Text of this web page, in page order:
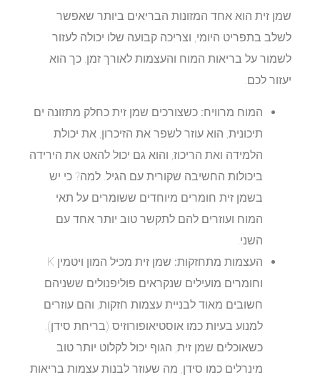
שמן זית הוא אחד המזונות הבריאים ביותר שאפשר
לשלב בתפריט היומי, וצריכה קבועה שלו יכולה לעזור
לשמור על בריאות המוח והעצמות לאורך זמן. כך הוא
יעזור לכם:
המוח מרוויח:כשצורכים שמן זית כחלק מתזונה ים
תיכונית, הוא עוזר לשפר את הזיכרון, את יכולת
הלמידה ואת הריכוז, והוא גם יכול להאט את הירידה
ביכולות החשיבה שקורית עם הגיל. למה? כי יש
בשמן זית חומרים מיוחדים ששומרים על תאי
המוח ועוזרים להם לתקשר טוב יותר אחד עם
השני.
העצמות מתחזקות:
שמן זית מכיל המון ויטמין K
וחומרים מועילים שנקראים פוליפנולים ששניהם
חשובים מאוד לבניית עצמות חזקות, והם עוזרים
למנוע בעיות כמו אוסטיאופורוזיס (בריחת סידן).
כשאוכלים שמן זית, הגוף יכול לקלוט יותר טוב
מינרלים כמו סידן, מה שעוזר לבנות עצמות בריאות